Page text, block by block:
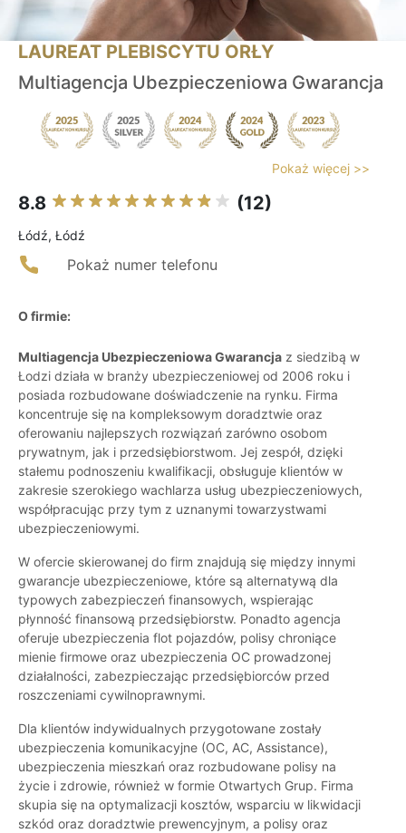
LAUREAT PLEBISCYTU ORŁY
Multiagencja Ubezpieczeniowa Gwarancja
Pokaż więcej >>
8.8 (12)
Łódź, Łódź
Pokaż numer telefonu
O firmie:
Multiagencja Ubezpieczeniowa Gwarancja z siedzibą w
Łodzi działa w branży ubezpieczeniowej od 2006 roku i
posiada rozbudowane doświadczenie na rynku. Firma
koncentruje się na kompleksowym doradztwie oraz
oferowaniu najlepszych rozwiązań zarówno osobom
prywatnym, jak i przedsiębiorstwom. Jej zespół, dzięki
stałemu podnoszeniu kwalifikacji, obsługuje klientów w
zakresie szerokiego wachlarza usług ubezpieczeniowych,
współpracując przy tym z uznanymi towarzystwami
ubezpieczeniowymi.
W ofercie skierowanej do firm znajdują się między innymi
gwarancje ubezpieczeniowe, które są alternatywą dla
typowych zabezpieczeń finansowych, wspierając
płynność finansową przedsiębiorstw. Ponadto agencja
oferuje ubezpieczenia flot pojazdów, polisy chroniące
mienie firmowe oraz ubezpieczenia OC prowadzonej
działalności, zabezpieczając przedsiębiorców przed
roszczeniami cywilnoprawnymi.
Dla klientów indywidualnych przygotowane zostały
ubezpieczenia komunikacyjne (OC, AC, Assistance),
ubezpieczenia mieszkań oraz rozbudowane polisy na
życie i zdrowie, również w formie Otwartych Grup. Firma
skupia się na optymalizacji kosztów, wsparciu w likwidacji
szkód oraz doradztwie prewencyjnym, a polisy oraz